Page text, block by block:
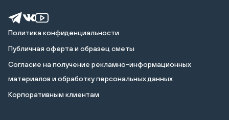
Политика конфиденциальности
Публичная оферта и образец сметы
Cогласие на получение рекламно-информационных
материалов и обработку персональных данных
Корпоративным клиентам